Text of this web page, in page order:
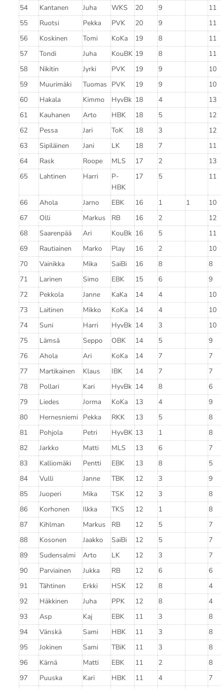
54
Kantanen Juha WKS 20 9
11
55
Ruotsi Pekka PVK 20 9
11
56
Koskinen Tomi KoKa 19 8
11
57
Tondi Juha KouBK 19 8
11
58
Nikitin Jyrki PVK 19 9
10
59
Muurimäki Tuomas PVK 19 9
10
60
Hakala Kimmo HyvBk 18 4
13
61
Kauhanen Arto HBK 18 5
12
62
Pessa Jari ToK 18 3
12
63
Sipiläinen Jani LK 18 7
11
64
Rask Roope MLS 17 2
13
65
Lahtinen Harri
P-
HBK
17 5 11
66 Ahola Jarno EBK 16 1 1
10
67
Olli Markus RB 16 2
12
68
Saarenpää Ari KouBk 16 5
11
69
Rautiainen Marko Play 16 2
10
70
Vainikka Mika SaiBi 16 8
8
71
Larinen Simo EBK 15 6
9
72
Pekkola Janne KaKa 14 4
10
73
Laitinen Mikko KoKa 14 4
10
74
Suni Harri HyvBk 14 3
10
75
Lämsä Seppo OBK 14 5
9
76
Ahola Ari KoKa 14 7
7
77
Martikainen Klaus IBK 14 7
7
78
Pollari Kari HyvBk 14 8
6
79
Liedes Jorma KoKa 13 4
9
80
Hernesniemi Pekka RKK 13 5
8
81
Pohjola Petri HyvBK 13 1
8
82
Jarkko Matti MLS 13 6
7
83
Kalliomäki Pentti EBK 13 8
5
84
Vulli Janne TBK 12 3
9
85
Juoperi Mika TSK 12 3
8
86
Korhonen Ilkka TKS 12 1
8
87
Kihlman Markus RB 12 5
7
88
Kosonen Jaakko SaiBi 12 5
7
89
Sudensalmi Arto LK 12 3
7
90
Parviainen Jukka RB 12 6
6
91
Tähtinen Erkki HSK 12 8
4
92
Häkkinen Juha PPK 12 8
4
93
Asp Kaj EBK 11 3
8
94
Vänskä Sami HBK 11 3
8
95
Jokinen Sami TBiK 11 3
8
96
Kärnä Matti EBK 11 2
8
97
Puuska Kari HBK 11 4
7